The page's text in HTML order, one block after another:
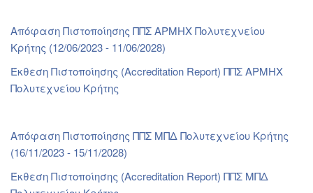
Απόφαση Πιστοποίησης ΠΠΣ ΑΡΜΗΧ Πολυτεχνείου
Κρήτης (12/06/2023 - 11/06/2028)
Έκθεση Πιστοποίησης (Accreditation Report) ΠΠΣ ΑΡΜΗΧ
Πολυτεχνείου Κρήτης
Απόφαση Πιστοποίησης ΠΠΣ ΜΠΔ Πολυτεχνείου Κρήτης
(16/11/2023 - 15/11/2028)
Έκθεση Πιστοποίησης (Accreditation Report) ΠΠΣ ΜΠΔ